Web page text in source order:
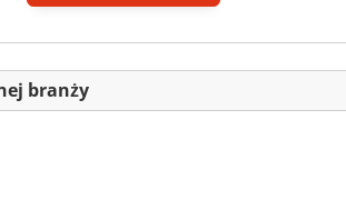
branży